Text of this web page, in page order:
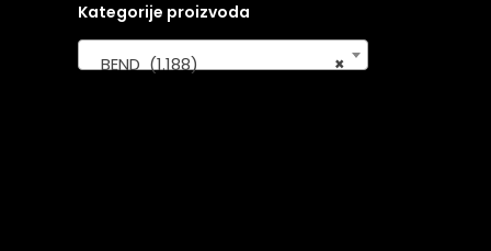
Kategorije proizvoda
×
BEND (1.188)